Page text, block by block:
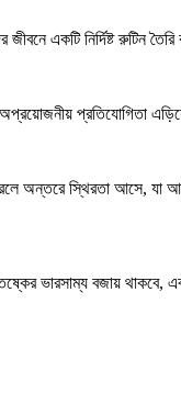
একটি নির্দিষ্ট রুটিন
প্রতিযোগিতা
অন্তরে স্থিরতা আসে, যা
ভারসাম্য বজায়